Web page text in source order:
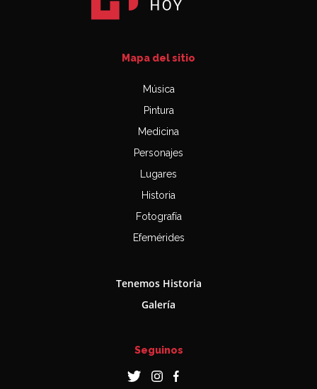
Mapa del sitio
Música
Pintura
Medicina
Personajes
Lugares
Historia
Fotografía
Efemérides
Tenemos Historia
Galería
Seguinos